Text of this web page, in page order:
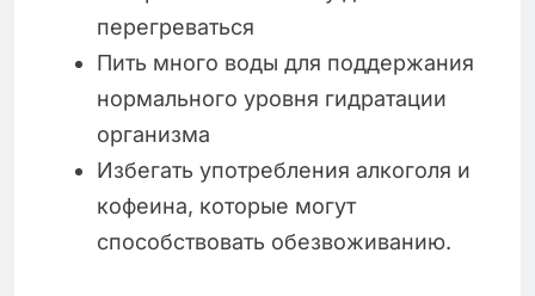
перегреваться
Пить много воды для поддержания
нормального уровня гидратации
организма
Избегать употребления алкоголя и
кофеина, которые могут
способствовать обезвоживанию.